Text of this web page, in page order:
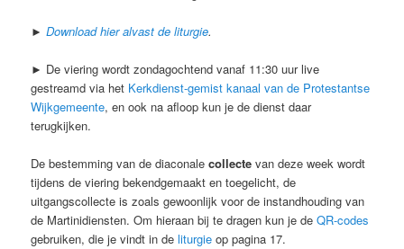
►Download hier alvast de liturgie.
► De viering wordt zondagochtend vanaf 11:30 uur live
gestreamd via het Kerkdienst-gemist kanaal van de Protestantse
Wijkgemeente, en ook na afloop kun je de dienst daar
terugkijken.
De bestemming van de diaconalecollecte van deze week wordt
tijdens de viering bekendgemaakt en toegelicht, de
uitgangscollecte is zoals gewoonlijk voor de instandhouding van
de Martinidiensten. Om hieraan bij te dragen kun je deQR-codes
gebruiken, die je vindt in deliturgie op pagina 17.